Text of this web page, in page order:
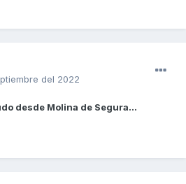
del 2022
desde Molina de Segura...